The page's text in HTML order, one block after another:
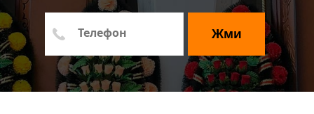
Жми